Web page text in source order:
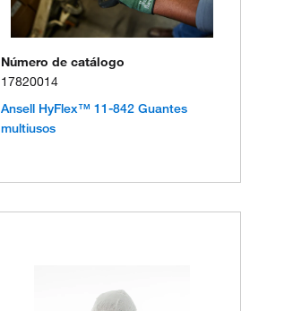
Número de catálogo
17820014
Ansell HyFlex™ 11-842 Guantes
multiusos